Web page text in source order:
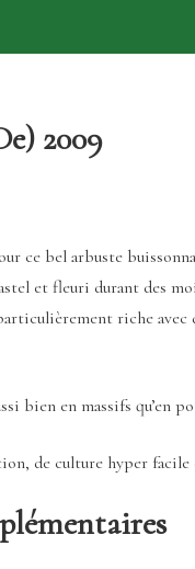
2009
ce bel arbuste
et fleuri durant des
riche
bien en massifs qu’en
de culture hyper